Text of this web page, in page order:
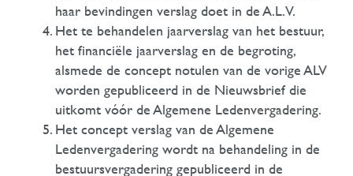
haar bevindingen verslag doet in de A.L.V.
Het te behandelen jaarverslag van het bestuur,
het financiële jaarverslag en de begroting,
alsmede de concept notulen van de vorige ALV
worden gepubliceerd in de Nieuwsbrief die
uitkomt vóór de Algemene Ledenvergadering.
Het concept verslag van de Algemene
Ledenvergadering wordt na behandeling in de
bestuursvergadering gepubliceerd in de